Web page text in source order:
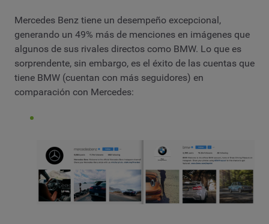
Mercedes Benz tiene un desempeño excepcional,
generando un 49% más de menciones en imágenes que
algunos de sus rivales directos como BMW. Lo que es
sorprendente, sin embargo, es el éxito de las cuentas que
tiene BMW (cuentan con más seguidores) en
comparación con Mercedes: